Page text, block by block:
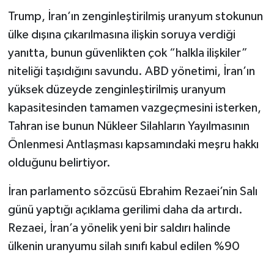
Trump, İran’ın zenginleştirilmiş uranyum stokunun
ülke dışına çıkarılmasına ilişkin soruya verdiği
yanıtta, bunun güvenlikten çok “halkla ilişkiler”
niteliği taşıdığını savundu. ABD yönetimi, İran’ın
yüksek düzeyde zenginleştirilmiş uranyum
kapasitesinden tamamen vazgeçmesini isterken,
Tahran ise bunun Nükleer Silahların Yayılmasının
Önlenmesi Antlaşması kapsamındaki meşru hakkı
olduğunu belirtiyor.
İran parlamento sözcüsü Ebrahim Rezaei’nin Salı
günü yaptığı açıklama gerilimi daha da artırdı.
Rezaei, İran’a yönelik yeni bir saldırı halinde
ülkenin uranyumu silah sınıfı kabul edilen %90